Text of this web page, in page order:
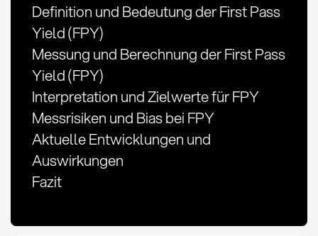
Definition und Bedeutung der First Pass
Yield (FPY)
Messung und Berechnung der First Pass
Yield (FPY)
Interpretation und Zielwerte für FPY
Messrisiken und Bias bei FPY
Aktuelle Entwicklungen und
Auswirkungen
Fazit